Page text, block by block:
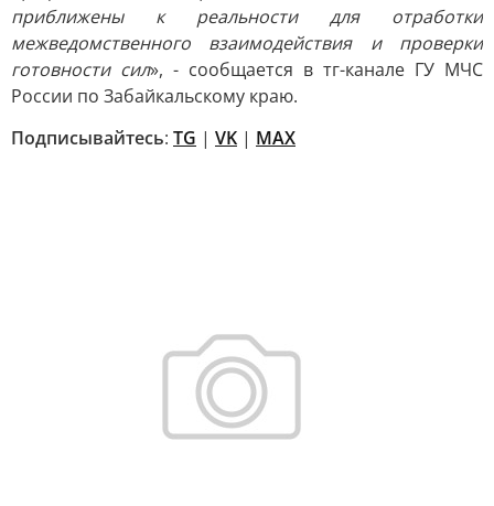
приближены к реальности для отработки
межведомственного взаимодействия и проверки
готовности сил», - сообщается в тг-канале ГУ МЧС
России по Забайкальскому краю.
Подписывайтесь: TG | VK | MAX